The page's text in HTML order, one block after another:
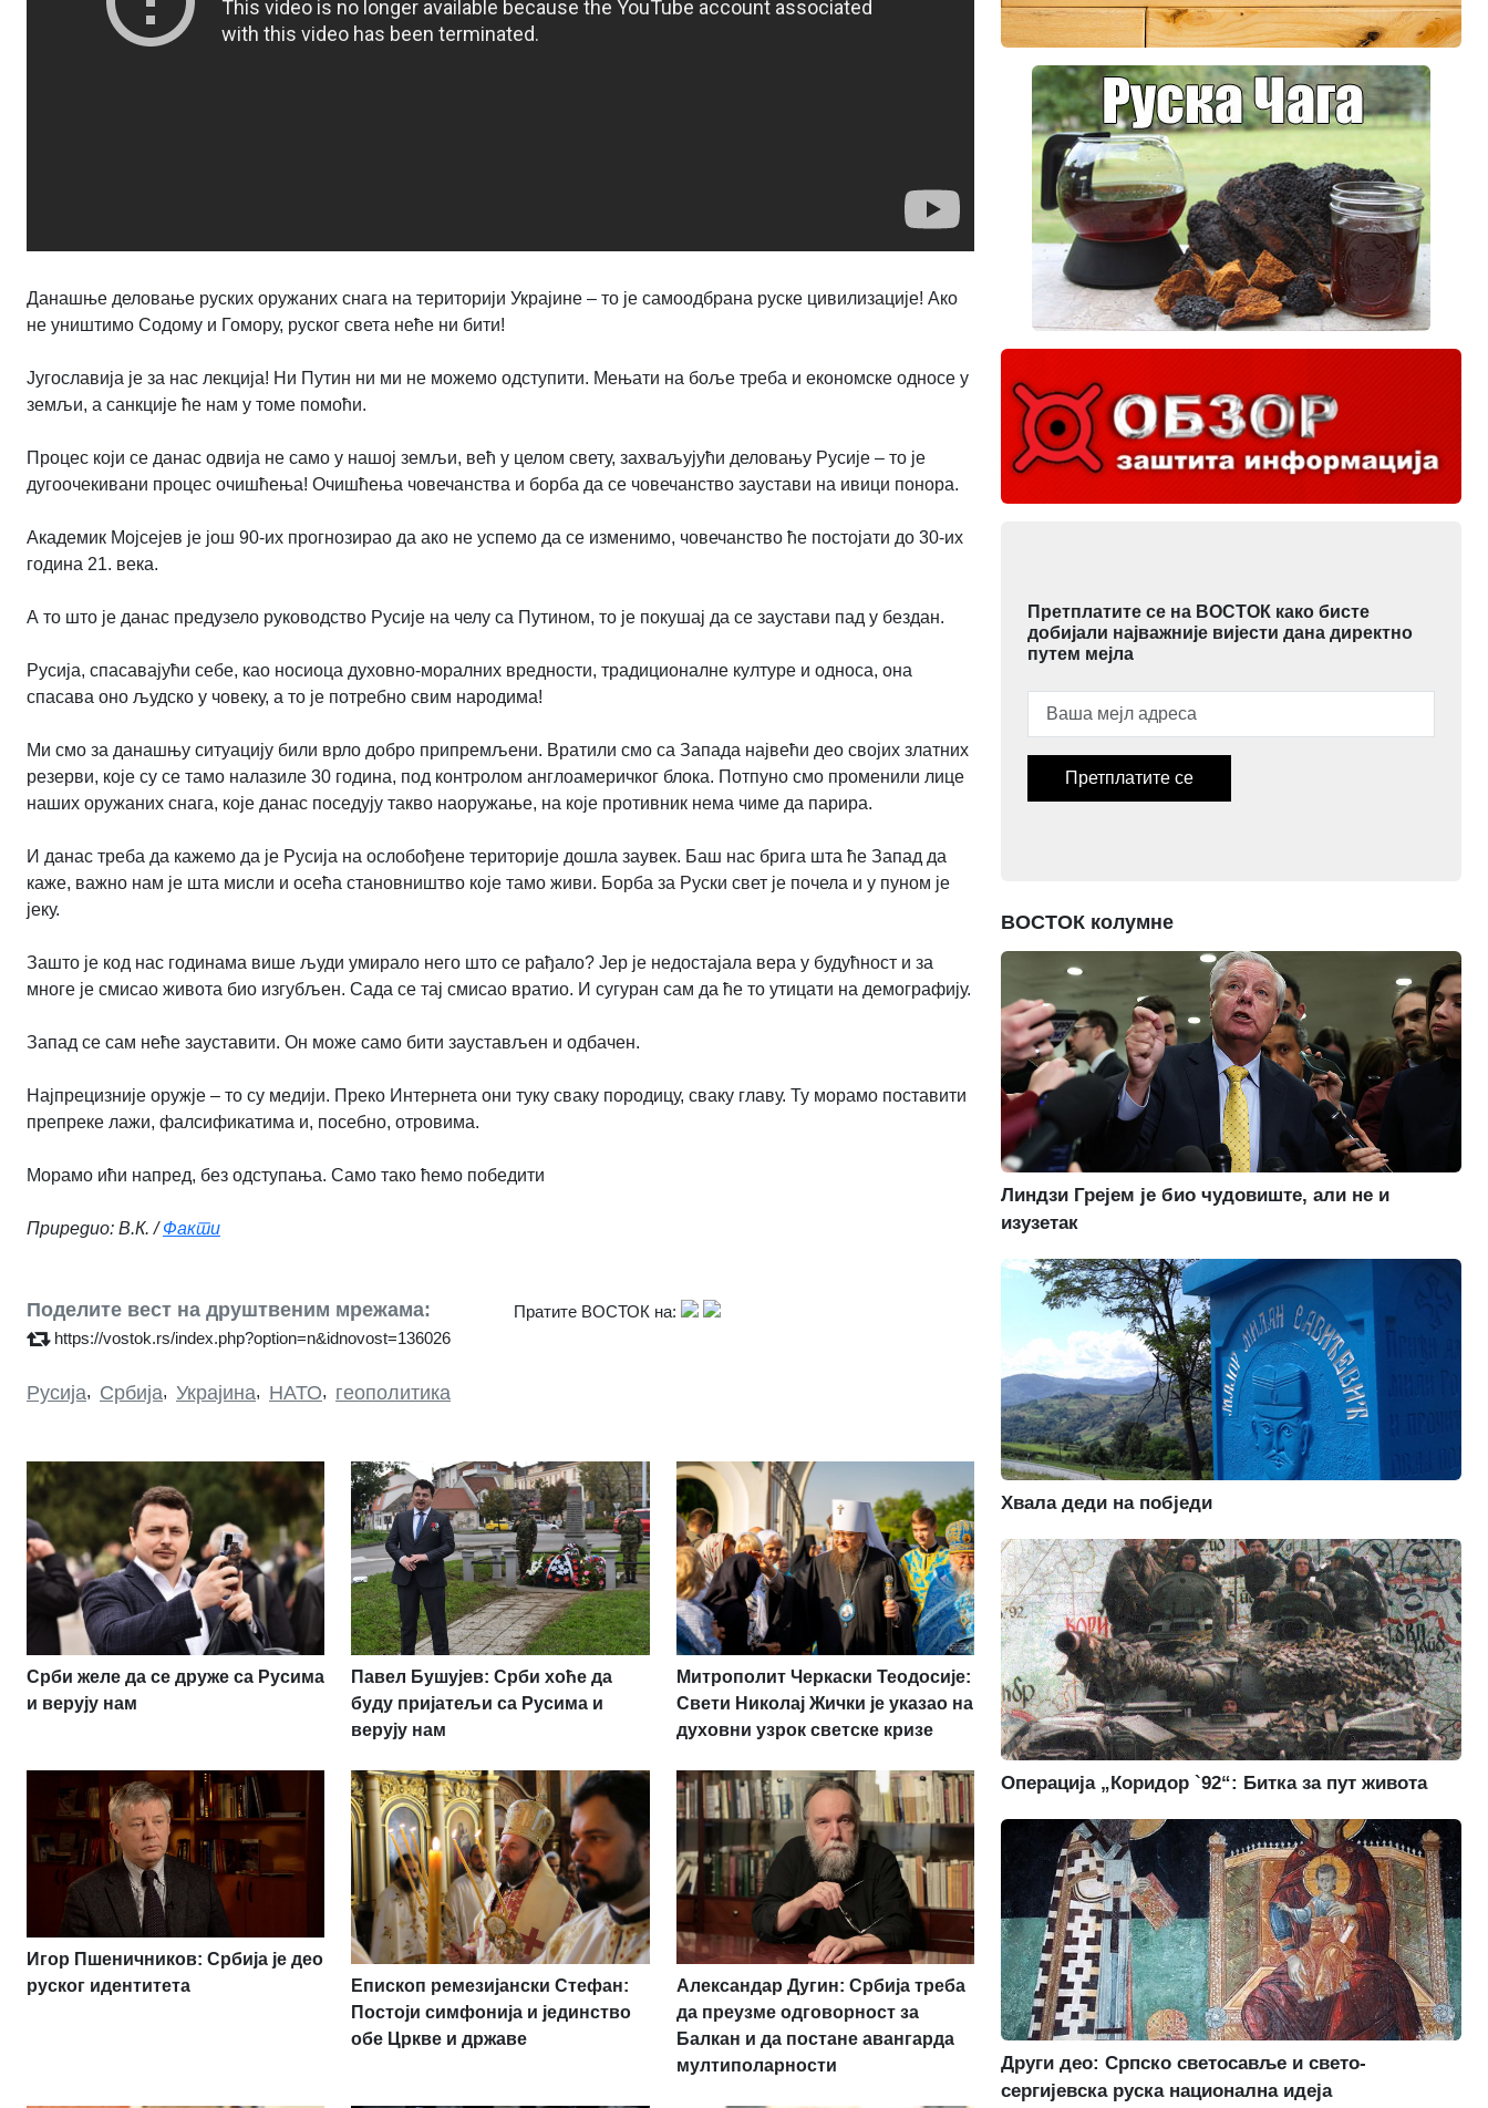
Данашње деловање руских оружаних снага на територији Украјине – то је самоодбрана руске цивилизације! Ако
не уништимо Содому и Гомору, руског света неће ни бити!
Југославија је за нас лекција! Ни Путин ни ми не можемо одступити. Мењати на боље треба и економске односе у
земљи, а санкције ће нам у томе помоћи.
Процес који се данас одвија не само у нашој земљи, већ у целом свету, захваљујући деловању Русије – то је
дугоочекивани процес очишћења! Очишћења човечанства и борба да се човечанство заустави на ивици понора.
Академик Мојсејев је још 90-их прогнозирао да ако не успемо да се изменимо, човечанство ће постојати до 30-их
година 21. века.
А то што је данас предузело руководство Русије на челу са Путином, то је покушај да се заустави пад у бездан.
Русија, спасавајући себе, као носиоца духовно-моралних вредности, традиционалне културе и односа, она
спасава оно људско у човеку, а то је потребно свим народима!
Ми смо за данашњу ситуацију били врло добро припремљени. Вратили смо са Запада највећи део својих златних
резерви, које су се тамо налазиле 30 година, под контролом англоамеричког блока. Потпуно смо променили лице
наших оружаних снага, које данас поседују такво наоружање, на које противник нема чиме да парира.
И данас треба да кажемо да је Русија на ослобођене територије дошла заувек. Баш нас брига шта ће Запад да
каже, важно нам је шта мисли и осећа становништво које тамо живи. Борба за Руски свет је почела и у пуном је
јеку.
Зашто је код нас годинама више људи умирало него што се рађало? Јер је недостајала вера у будућност и за
многе је смисао живота био изгубљен. Сада се тај смисао вратио. И сугуран сам да ће то утицати на демографију.
Запад се сам неће зауставити. Он може само бити заустављен и одбачен.
Најпрецизније оружје – то су медији. Преко Интернета они туку сваку породицу, сваку главу. Ту морамо поставити
препреке лажи, фалсификатима и, посебно, отровима.
Морамо ићи напред, без одступања. Само тако ћемо победити
Приредио: В.К. /Факти
Поделите вест на друштвеним мрежама:
https://vostok.rs/index.php?option=n&idnovost=136026
Пратите ВОСТОК на:
Русија, Србија, Украјина, НАТО, геополитика
Срби желе да се друже са Русима
и верују нам
Павел Бушујев: Срби хоће да
буду пријатељи са Русима и
верују нам
Митрополит Черкаски Теодосије:
Свети Николај Жички је указао на
духовни узрок светске кризе
Игор Пшеничников: Србија је део
руског идентитета
Епископ ремезијански Стефан:
Постоји симфонија и јединство
обе Цркве и државе
Александар Дугин: Србија треба
да преузме одговорност за
Балкан и да постане авангарда
мултиполарности
Претплатите се на ВОСТОК како бисте
добијали најважније вијести дана директно
путем мејла
Претплатите се
ВОСТОК колумне
Линдзи Грејем је био чудовиште, али не и
изузетак
Хвала деди на побједи
Операција „Коридор `92“: Битка за пут живота
Други део: Српско светосавље и свето-
сергијевска руска национална идеја